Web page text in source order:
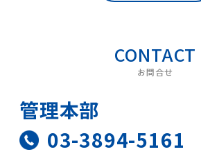
お問合せ
管理本部
03-3894-5161